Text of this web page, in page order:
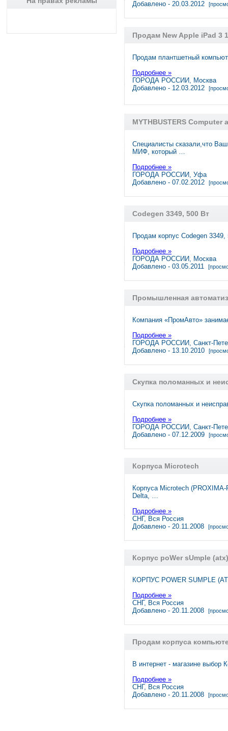
Добавлено - 20.03.2012
Продам New Apple iPad 3
Продам плантшетный
Подробнее »
ГОРОДА РОССИИ, Москва
Добавлено - 12.03.2012
MYTHBUSTERS Computer
Специалисты сказали,что
МИФ, который …
Подробнее »
ГОРОДА РОССИИ, Уфа
Добавлено - 07.02.2012
Codegen 3349, 500 Вт
Продам корпус Codegen
Подробнее »
ГОРОДА РОССИИ, Москва
Добавлено - 03.05.2011
Промышленная
Компания «ПромАвто»
Подробнее »
ГОРОДА РОССИИ, Санкт-
Добавлено - 13.10.2010
Скупка поломанных и
Скупка поломанных и
Подробнее »
ГОРОДА РОССИИ, Санкт-
Добавлено - 07.12.2009
Корпуса Microtech
Корпуса Microtech
Delta, …
Подробнее »
СНГ, Вся Россия
Добавлено - 20.11.2008
Корпус poWer sUmple
КОРПУС POWER SUMPLE
Подробнее »
СНГ, Вся Россия
Добавлено - 20.11.2008
Продам корпуса
В интернет - магазине выбор
Подробнее »
СНГ, Вся Россия
Добавлено - 20.11.2008